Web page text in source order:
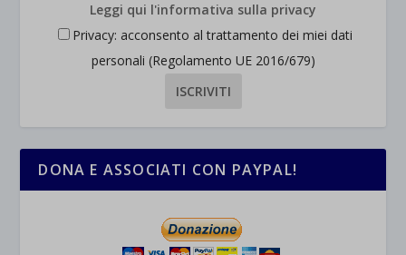
Leggi qui l'informativa sulla privacy
Privacy: acconsento al trattamento dei miei dati
personali (Regolamento UE 2016/679)
DONA E ASSOCIATI CON PAYPAL!